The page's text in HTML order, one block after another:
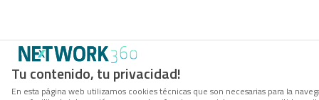
Tu contenido, tu privacidad!
En esta página web utilizamos cookies técnicas que son necesarias para la